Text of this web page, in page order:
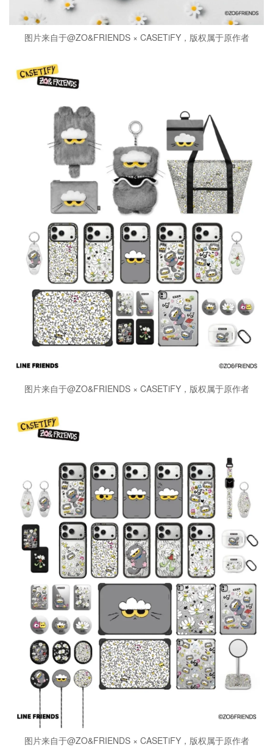
图片来自于@ZO&FRIENDS × CASETiFY，版权属于原作者
图片来自于@ZO&FRIENDS × CASETiFY，版权属于原作者
图片来自于@ZO&FRIENDS × CASETiFY，版权属于原作者